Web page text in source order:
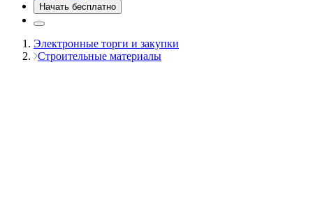
Начать бесплатно
Электронные торги и закупки
Строительные материалы